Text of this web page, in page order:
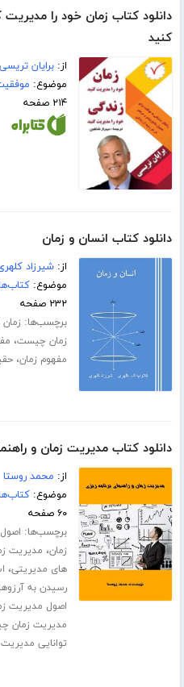
دانلود کتاب زمان خود را
کنید
از:برایان تریسی
موضوع:
۲۱۴ صفحه
دانلود کتاب انسان و زمان
از:شیرزاد
موضوع:
۲۳۲ صفحه
برچسب‌ها:
زمان چیست،
مفهوم زمان،
دانلود کتاب مدیریت زمان و
از: محمد روستا
موضوع:
۶۰ صفحه
برچسب‌ها:
زمان، مدیریت
های مدیریتی،
رسیدن به آرزوها
اصول مدیریت
مدیریت زمان
توانایی